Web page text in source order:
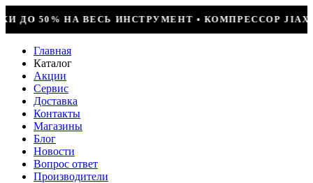
= 29990Р • БОЛЬШОЕ ПОСТУПЛЕНИЕ
Главная
Каталог
Акции
Сервис
Доставка
Контакты
Магазины
Блог
Новости
Вопрос ответ
Производители